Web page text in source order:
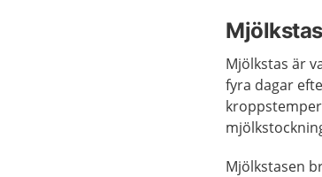
Mjölkstas
Mjölkstas är
fyra dagar
Mjölkstasen